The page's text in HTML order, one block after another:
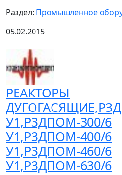
Раздел: Промышленное
05.02.2015
РЕАКТОРЫ
У1,РЗДПОМ-300/6
У1,РЗДПОМ-400/6
У1,РЗДПОМ-460/6
У1,РЗДПОМ-630/6